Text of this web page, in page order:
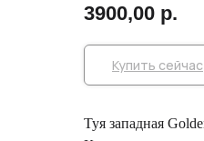
3900,00 р.
Купить сейчас
Туя западная